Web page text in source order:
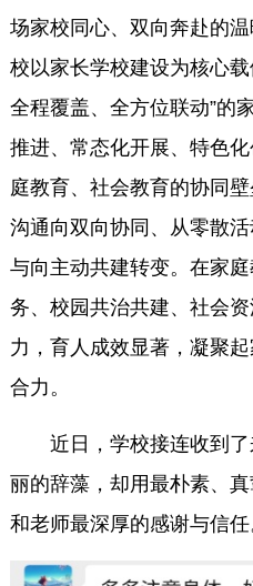
场家校同心、双向奔赴的
校以家长学校建设为核心载
全程覆盖、全方位联动”的
推进、常态化开展、特色
庭教育、社会教育的协同
沟通向双向协同、从零散
与向主动共建转变。在家
务、校园共治共建、社会
力，育人成效显著，凝聚
合力。
近日，学校接连收到了
丽的辞藻，却用最朴素、
和老师最深厚的感谢与信任